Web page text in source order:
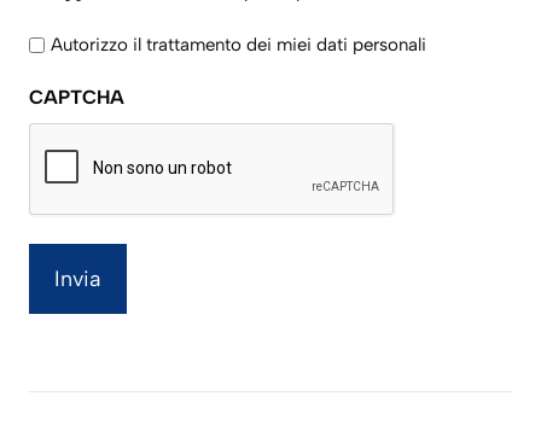
legga
l'informativa
privacy
Autorizzo il trattamento dei miei dati personali
CAPTCHA